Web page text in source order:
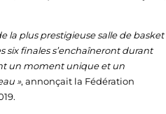
la plus prestigieuse salle de basket
six finales s’enchaîneront durant
un moment unique et un
», annonçait la Fédération